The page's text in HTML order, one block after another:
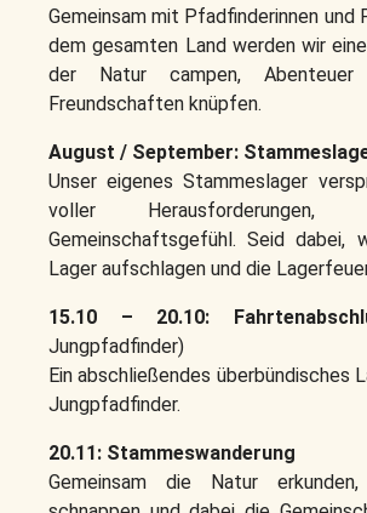
Gemeinsam mit Pfadfinderinnen und
dem gesamten Land werden wir
der Natur campen, Abenteuer
Freundschaften knüpfen.
August / September:
Unser eigenes Stammeslager
voller
Gemeinschaftsgefühl. Seid dabei,
Lager aufschlagen und die
15.10 – 20.10:
Jungpfadfinder)
Ein abschließendes überbündisches
Jungpfadfinder.
20.11: Stammeswanderung
Gemeinsam die Natur